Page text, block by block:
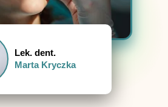
Lek. dent.
Marta Kryczka